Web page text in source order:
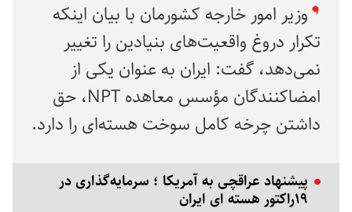
وزیر امور خارجه کشورمان با بیان اینکه
تکرار دروغ‌ واقعیت‌های بنیادین را تغییر
نمی‌دهد، گفت: ایران به عنوان یکی از
امضاکنندگان مؤسس معاهده NPT، حق
داشتن چرخه کامل سوخت هسته‌ای را دارد.
پیشنهاد عراقچی به آمریکا ؛ سرمایه‌گذاری در
۱۹راکتور هسته ای ایران